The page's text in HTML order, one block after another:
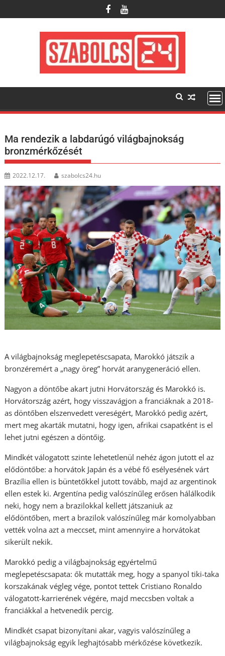
to
Ma rendezik a labdarúgó világbajnokság
bronzmérkőzését
2022.12.17. szabolcs24.hu
A világbajnokság meglepetéscsapata, Marokkó játszik a
bronzéremért a „nagy öreg” horvát aranygeneráció ellen.
Nagyon a döntőbe akart jutni Horvátország és Marokkó is.
Horvátország azért, hogy visszavágjon a franciáknak a 2018-
as döntőben elszenvedett vereségért, Marokkó pedig azért,
mert meg akarták mutatni, hogy igen, afrikai csapatként is el
lehet jutni egészen a döntőig.
Mindkét válogatott szinte lehetetlenül nehéz ágon jutott el az
elődöntőbe: a horvátok Japán és a vébé fő esélyesének várt
Brazília ellen is büntetőkkel jutott tovább, majd az argentinok
ellen estek ki. Argentína pedig valószínűleg erősen hálálkodik
neki, hogy nem a brazilokkal kellett játszaniuk az
elődöntőben, mert a brazilok valószínűleg már komolyabban
vették volna azt a meccset, mint amennyire a horvátokat
sikerült nekik.
Marokkó pedig a világbajnokság egyértelmű
meglepetéscsapata: ők mutatták meg, hogy a spanyol tiki-taka
korszakának végleg vége, pontot tettek Cristiano Ronaldo
válogatott-karrierének végére, majd meccsben voltak a
franciákkal a hetvenedik percig.
Mindkét csapat bizonyítani akar, vagyis valószínűleg a
világbajnokság egyik leghajtósabb mérkőzése következik.